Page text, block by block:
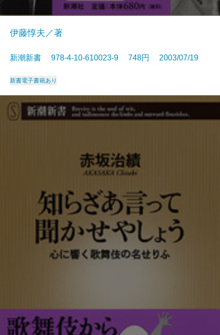
伊藤惇夫／著
新潮新書 978-4-10-610023-9 748円 2003/07/19
新書電子書籍あり